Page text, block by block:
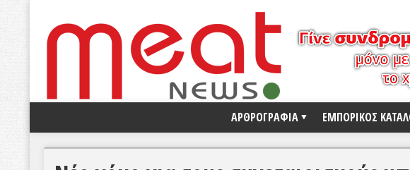
ΑΡΘΡΟΓΡΑΦΙΑ ΕΜΠΟΡΙΚΟΣ